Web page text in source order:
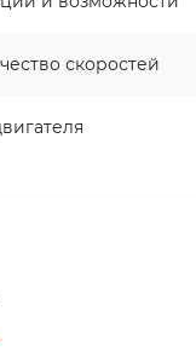
скоростей